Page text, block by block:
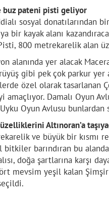
buz pateni pisti geliyor
sosyal donatılarından
bir kayak alanı
800 metrekarelik alan
alanında yer alacak
gibi pek çok parkur
özel olarak tasarlanan
Damalı Oyun
Oyun Avlusu
Altınoran’a
ve büyük bir kısmı
barındıran bu
doğa şartlarına karşı
mevsim yeşil kalan